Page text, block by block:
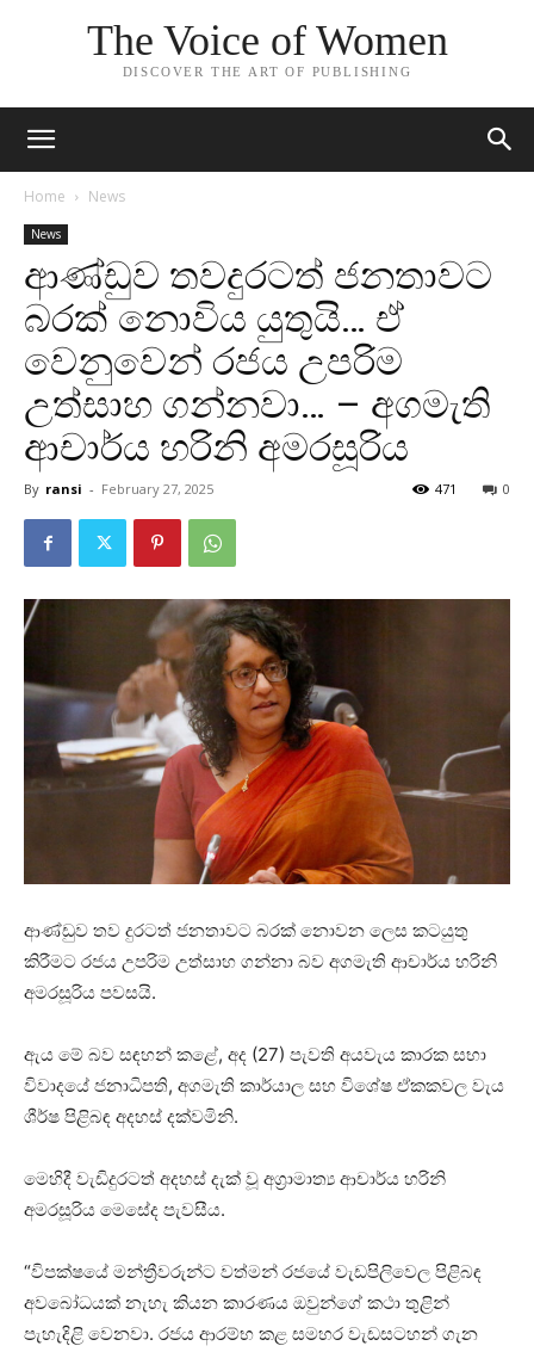
The Voice of Women
DISCOVER THE ART OF PUBLISHING
Home News
News
ආණ්ඩුව තවදුරටත් ජනතාවට
බරක් නොවිය යුතුයි… ඒ
වෙනුවෙන් රජය උපරිම
උත්සාහ ගන්නවා… – අගමැති
ආචාර්ය හරිනි අමරසූරිය
By ransi - February 27, 2025 0
471
ආණ්ඩුව තව දුරටත් ජනතාවට බරක් නොවන ලෙස කටයුතු
කිරීමට රජය උපරිම උත්සාහ ගන්නා බව අගමැති ආචාර්ය හරිනි
අමරසූරිය පවසයි.
ඇය මේ බව සඳහන් කළේ, අද (27) පැවති අයවැය කාරක සභා
විවාදයේ ජනාධිපති, අගමැති කාර්යාල සහ විශේෂ ඒකකවල වැය
ශීර්ෂ පිළිබඳ අදහස් දක්වමිනි.
මෙහිදී වැඩිදුරටත් අදහස් දැක් වූ අග්‍රාමාත්‍ය ආචාර්ය හරිනි
අමරසූරිය මෙසේද පැවසීය.
“විපක්ෂයේ මන්ත්‍රීවරුන්ට වත්මන් රජයේ වැඩපිලිවෙල පිළිබඳ
අවබෝධයක් නැහැ කියන කාරණය ඔවුන්ගේ කථා තුළින්
පැහැදිළි වෙනවා. රජය ආරම්භ කළ සමහර වැඩසටහන් ගැන